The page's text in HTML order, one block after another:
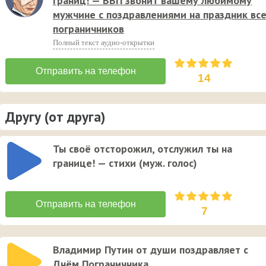
мужчине с поздравлениями на праздник
пограничников
Полный текст аудио-открытки
14
Другу (от друга)
Ты своё отсторожил, отслужил ты на
границе! — стихи (муж. голос)
7
Владимир Путин от души поздравляет с